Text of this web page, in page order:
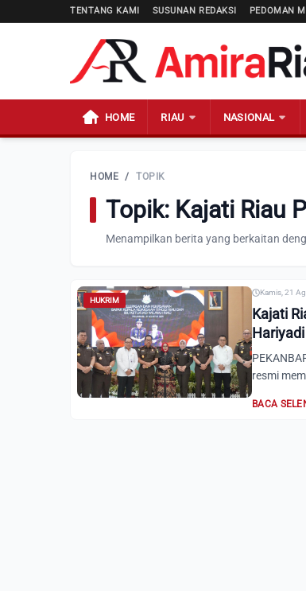
TENTANG KAMI SUSUNAN REDAKSI PEDOMAN
HOME RIAU NASIONAL
HOME / TOPIK
Topik: Kajati Riau
Menampilkan berita yang berkaitan
HUKRIM
Kamis, 21
Kajati
Hariyadi
resmi
BACA